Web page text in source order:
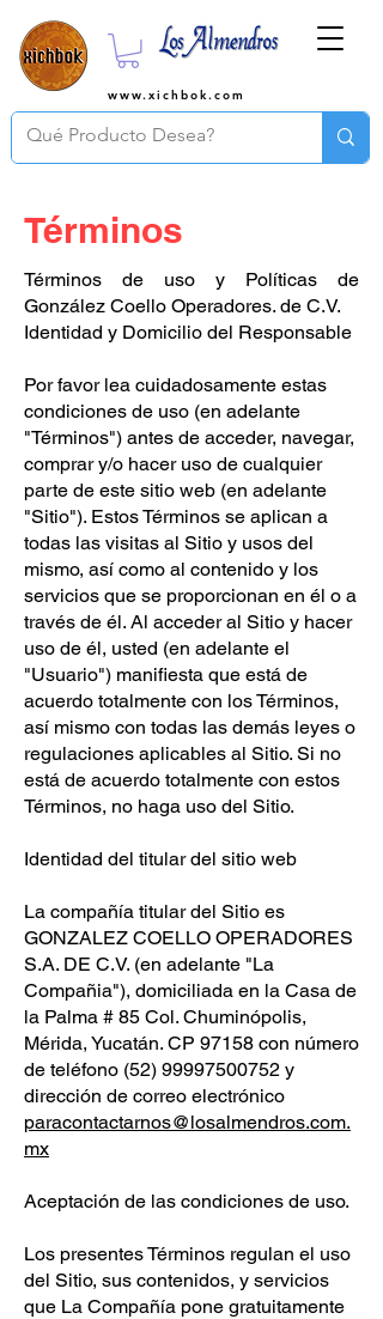
www.xichbok.com
Términos
Términos de uso y Políticas de
González Coello Operadores. de C.V.
Identidad y Domicilio del Responsable
Por favor lea cuidadosamente estas
condiciones de uso (en adelante
"Términos") antes de acceder, navegar,
comprar y/o hacer uso de cualquier
parte de este sitio web (en adelante
"Sitio"). Estos Términos se aplican a
todas las visitas al Sitio y usos del
mismo, así como al contenido y los
servicios que se proporcionan en él o a
través de él. Al acceder al Sitio y hacer
uso de él, usted (en adelante el
"Usuario") manifiesta que está de
acuerdo totalmente con los Términos,
así mismo con todas las demás leyes o
regulaciones aplicables al Sitio. Si no
está de acuerdo totalmente con estos
Términos, no haga uso del Sitio.
Identidad del titular del sitio web
La compañía titular del Sitio es
GONZALEZ COELLO OPERADORES
S.A. DE C.V. (en adelante "La
Compañia"), domiciliada en la Casa de
la Palma # 85 Col. Chuminópolis,
Mérida, Yucatán. CP 97158 con número
de teléfono (52) 99997500752 y
dirección de correo electrónico
paracontactarnos@losalmendros.com.
mx
Aceptación de las condiciones de uso.
Los presentes Términos regulan el uso
del Sitio, sus contenidos, y servicios
que La Compañía pone gratuitamente